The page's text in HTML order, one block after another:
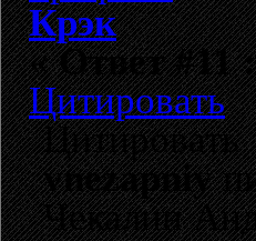
Крэк
«Ответ #11 :
Цитировать
Цитировать
vnezapniy
Чекалин